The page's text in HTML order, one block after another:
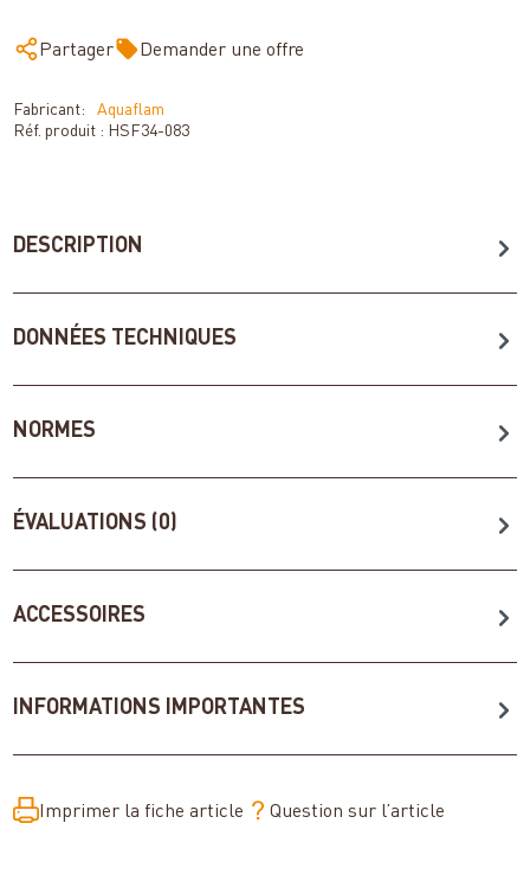
Partager Demander une offre
Fabricant:
Aquaflam
Réf. produit : HSF34-083
DESCRIPTION
DONNÉES TECHNIQUES
NORMES
ÉVALUATIONS (0)
ACCESSOIRES
INFORMATIONS IMPORTANTES
Imprimer la fiche article Question sur l’article